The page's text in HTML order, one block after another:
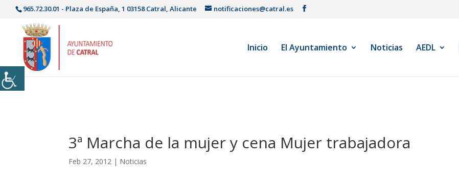
965.72.30.01 - Plaza de España, 1 03158 Catral, Alicante notificaciones@catral.es
Inicio El Ayuntamiento Noticias AEDL
3ª Marcha de la mujer y cena Mujer trabajadora
Feb 27, 2012 | Noticias